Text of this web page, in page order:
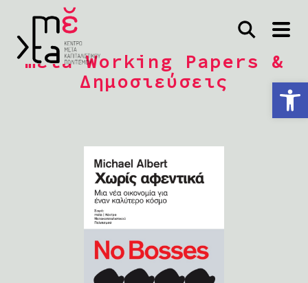
Ανοίξτε τη γραμμή εργαλείων
mέta Working Papers &
Δημοσιεύσεις